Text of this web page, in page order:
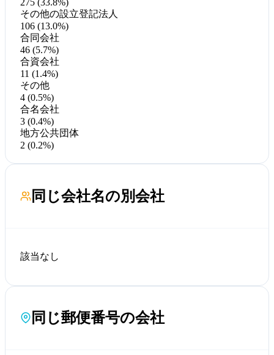
その他の設立登記法人
106 (13.0%)
合同会社
46 (5.7%)
合資会社
11 (1.4%)
その他
4 (0.5%)
合名会社
3 (0.4%)
地方公共団体
2 (0.2%)
同じ会社名の別会社
該当なし
同じ郵便番号の会社